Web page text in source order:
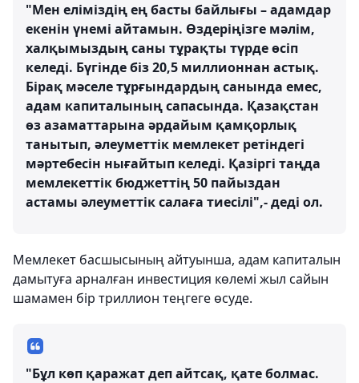
"Мен еліміздің ең басты байлығы – адамдар
екенін үнемі айтамын. Өздеріңізге мәлім,
халқымыздың саны тұрақты түрде өсіп
келеді. Бүгінде біз 20,5 миллионнан астық.
Бірақ мәселе тұрғындардың санында емес,
адам капиталының сапасында. Қазақстан
өз азаматтарына әрдайым қамқорлық
танытып, әлеуметтік мемлекет ретіндегі
мәртебесін нығайтып келеді. Қазіргі таңда
мемлекеттік бюджеттің 50 пайыздан
астамы әлеуметтік салаға тиесілі",- деді ол.
Мемлекет басшысының айтуынша, адам капиталын
дамытуға арналған инвестиция көлемі жыл сайын
шамамен бір триллион теңгеге өсуде.
"Бұл көп қаражат деп айтсақ, қате болмас.